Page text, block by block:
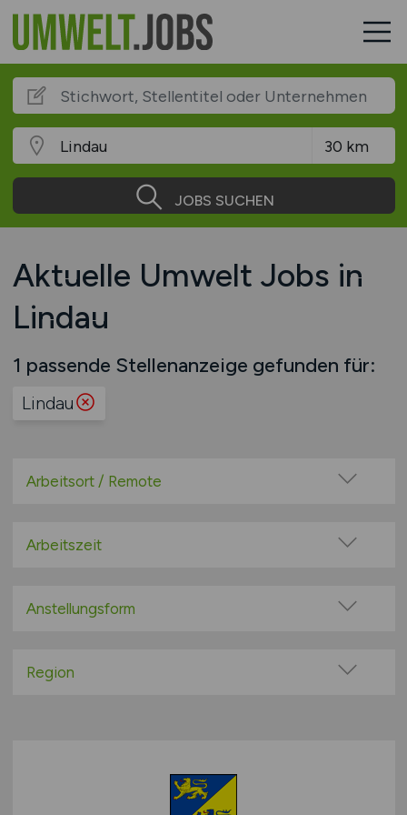
JOBS SUCHEN
Aktuelle Umwelt Jobs in
Lindau
1 passende Stellenanzeige gefunden für:
Lindau
Arbeitsort / Remote
Home-Office möglich / Hybrid
Remote aus dem Ausland möglich
Arbeitszeit
Teilzeit
Anstellungsform
befristete Anstellung
Arbeitnehmerüberlassung
geringfügige Beschäftigung / Minijob
Region